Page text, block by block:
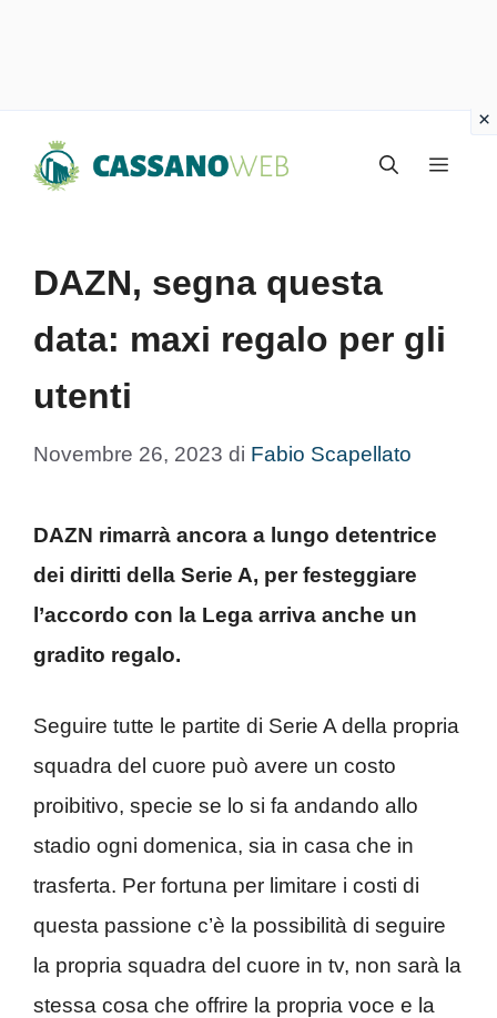
Menu
DAZN, segna questa
data: maxi regalo per gli
utenti
Novembre 26, 2023 di Fabio Scapellato
DAZN rimarrà ancora a lungo detentrice
dei diritti della Serie A, per festeggiare
l’accordo con la Lega arriva anche un
gradito regalo.
Seguire tutte le partite di Serie A della propria
squadra del cuore può avere un costo
proibitivo, specie se lo si fa andando allo
stadio ogni domenica, sia in casa che in
trasferta. Per fortuna per limitare i costi di
questa passione c’è la possibilità di seguire
la propria squadra del cuore in tv, non sarà la
stessa cosa che offrire la propria voce e la